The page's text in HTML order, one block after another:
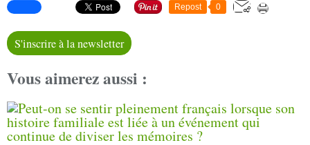
Repost 0
S'inscrire à la newsletter
Vous aimerez aussi :